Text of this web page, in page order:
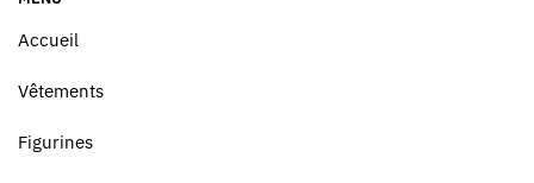
Accueil
Vêtements
Figurines